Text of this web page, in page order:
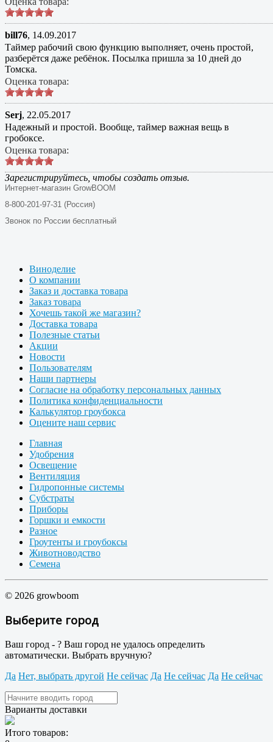
bill76, 14.09.2017
Таймер рабочий свою функцию выполняет, очень простой,
разберётся даже ребёнок. Посылка пришла за 10 дней до
Томска.
Оценка товара:
Serj, 22.05.2017
Надежный и простой. Вообще, таймер важная вещь в
гробоксе.
Оценка товара:
Зарегистрируйтесь, чтобы создать отзыв.
Интернет-магазин GrowBOOM
8-800-201-97-31 (Россия)
Звонок по России бесплатный
Виноделие
О компании
Заказ и доставка товара
Заказ товара
Хочешь такой же магазин?
Доставка товара
Полезные статьи
Акции
Новости
Пользователям
Наши партнеры
Согласие на обработку персональных данных
Политика конфиденциальности
Калькулятор гроубокса
Оцените наш сервис
Главная
Удобрения
Освещение
Вентиляция
Гидропонные системы
Субстраты
Приборы
Горшки и емкости
Разное
Гроутенты и гроубоксы
Животноводство
Семена
© 2026 growboom
Выберите город
Ваш город - ? Ваш город не удалось определить
автоматически. Выбрать вручную?
Да Нет, выбрать другой Не сейчас Да Не сейчас Да Не сейчас
Варианты доставки
Итого товаров: